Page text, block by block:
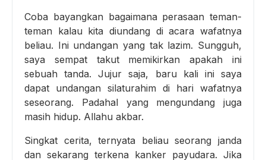
Coba bayangkan bagaimana perasaan teman-
teman kalau kita diundang di acara wafatnya
beliau. Ini undangan yang tak lazim. Sungguh,
saya sempat takut memikirkan apakah ini
sebuah tanda. Jujur saja, baru kali ini saya
dapat undangan silaturahim di hari wafatnya
seseorang. Padahal yang mengundang juga
masih hidup. Allahu akbar.
Singkat cerita, ternyata beliau seorang janda
dan sekarang terkena kanker payudara. Jika